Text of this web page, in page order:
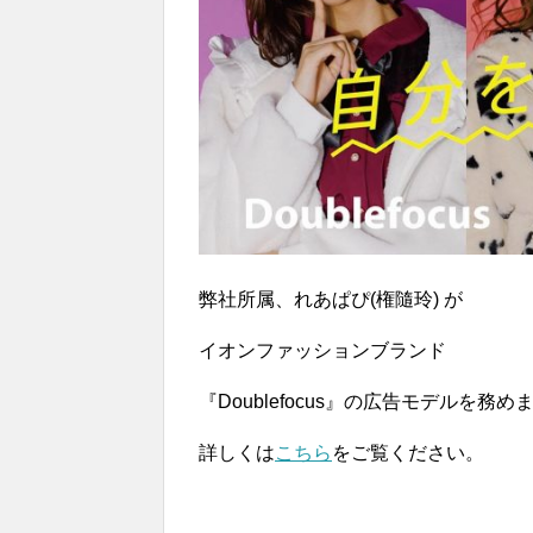
弊社所属、れあぱぴ(権隨玲) が
イオンファッションブランド
『Doublefocus』の広告モデルを務め
詳しくはこちら をご覧ください。